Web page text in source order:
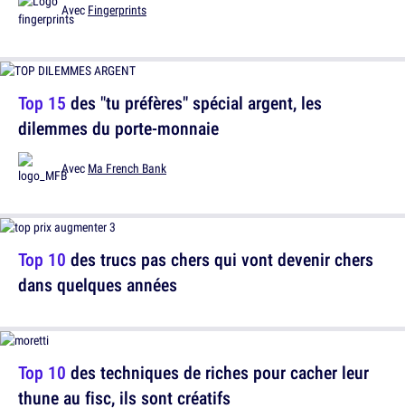
Top 15 des "tu préfères" spécial argent, les
dilemmes du porte-monnaie
Avec Ma French Bank
Top 10 des techniques de riches pour cacher leur
thune au fisc, ils sont créatifs
Avec Fingerprints
Top 10 des trucs pas chers qui vont devenir chers
dans quelques années